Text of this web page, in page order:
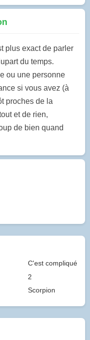
plus exact de parler
du temps.
ou une personne
si vous avez (à
proches de la
et de rien,
de bien quand
C'est compliqué
2
Scorpion